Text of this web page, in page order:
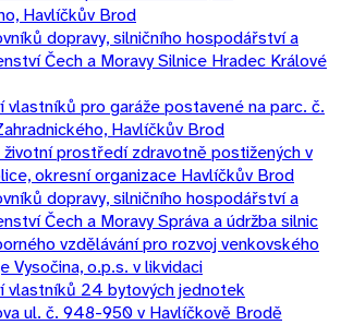
Havlíčkův Brod
dopravy, silničního hospodářství a
Čech a Moravy Silnice Hradec Králové
pro garáže postavené na parc. č.
Havlíčkův Brod
životní prostředí zdravotně postižených v
okresní organizace Havlíčkův Brod
dopravy, silničního hospodářství a
Čech a Moravy Správa a údržba silnic
vzdělávání pro rozvoj venkovského
Vysočina, o.p.s. v likvidaci
vlastníků 24 bytových jednotek
ul. č. 948-950 v Havlíčkově Brodě